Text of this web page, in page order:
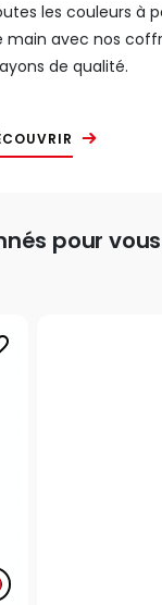
les couleurs à
main avec nos
de qualité.
pour vous